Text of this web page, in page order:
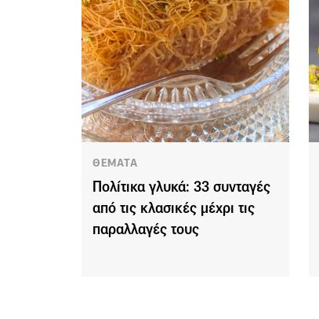
ΘΕΜΑΤΑ
Πολίτικα γλυκά: 33 συνταγές
από τις κλασικές μέχρι τις
παραλλαγές τους